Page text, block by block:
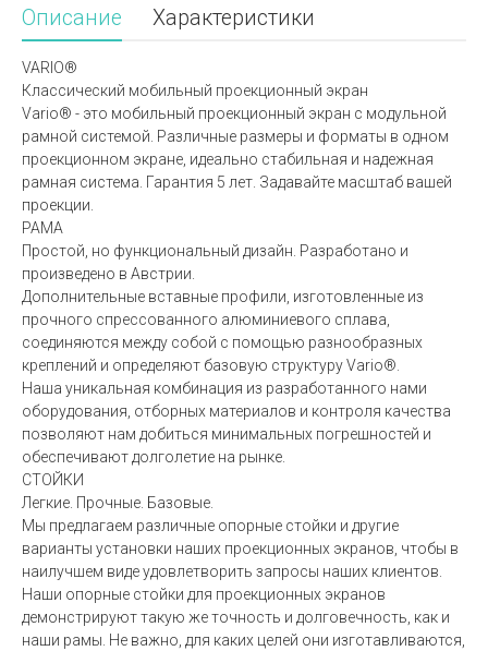
Описание Характеристики
VARIO®
Классический мобильный проекционный экран
Vario® - это мобильный проекционный экран с модульной
рамной системой. Различные размеры и форматы в одном
проекционном экране, идеально стабильная и надежная
рамная система. Гарантия 5 лет. Задавайте масштаб вашей
проекции.
РАМА
Простой, но функциональный дизайн. Разработано и
произведено в Австрии.
Дополнительные вставные профили, изготовленные из
прочного спрессованного алюминиевого сплава,
соединяются между собой с помощью разнообразных
креплений и определяют базовую структуру Vario®.
Наша уникальная комбинация из разработанного нами
оборудования, отборных материалов и контроля качества
позволяют нам добиться минимальных погрешностей и
обеспечивают долголетие на рынке.
СТОЙКИ
Легкие. Прочные. Базовые.
Мы предлагаем различные опорные стойки и другие
варианты установки наших проекционных экранов, чтобы в
наилучшем виде удовлетворить запросы наших клиентов.
Наши опорные стойки для проекционных экранов
демонстрируют такую же точность и долговечность, как и
наши рамы. Не важно, для каких целей они изготавливаются,